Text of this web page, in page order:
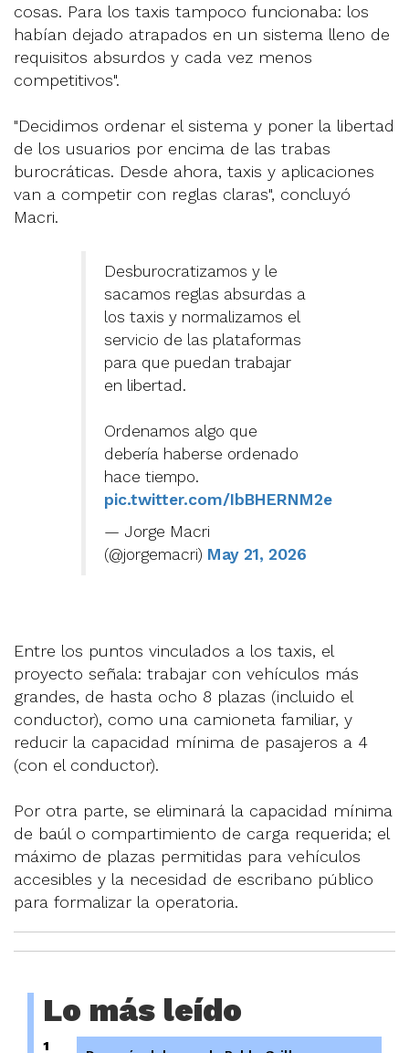
cosas. Para los taxis tampoco funcionaba: los
habían dejado atrapados en un sistema lleno de
requisitos absurdos y cada vez menos
competitivos".
"Decidimos ordenar el sistema y poner la libertad
de los usuarios por encima de las trabas
burocráticas. Desde ahora, taxis y aplicaciones
van a competir con reglas claras", concluyó
Macri.
Desburocratizamos y le
sacamos reglas absurdas a
los taxis y normalizamos el
servicio de las plataformas
para que puedan trabajar
en libertad.
Ordenamos algo que
debería haberse ordenado
hace tiempo.
pic.twitter.com/IbBHERNM2e
— Jorge Macri
(@jorgemacri) May 21, 2026
Entre los puntos vinculados a los taxis, el
proyecto señala: trabajar con vehículos más
grandes, de hasta ocho 8 plazas (incluido el
conductor), como una camioneta familiar, y
reducir la capacidad mínima de pasajeros a 4
(con el conductor).
Por otra parte, se eliminará la capacidad mínima
de baúl o compartimiento de carga requerida; el
máximo de plazas permitidas para vehículos
accesibles y la necesidad de escribano público
para formalizar la operatoria.
Lo más leído
1